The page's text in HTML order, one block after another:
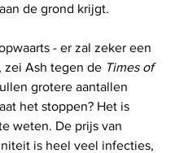
de grond krijgt.
- er zal zeker een
zei Ash tegen de Times of
grotere aantallen
het stoppen? Het is
weten. De prijs van
is heel veel infecties,